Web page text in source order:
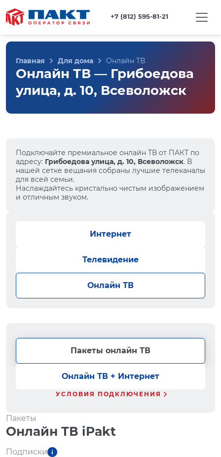
+7 (812) 595-81-21
Главная Для дома Онлайн ТВ
Онлайн ТВ — Грибоедова
улица, д. 10, Всеволожск
Подключайте премиальное онлайн ТВ от ПАКТ по
адресу: Грибоедова улица, д. 10, Всеволожск. В
нашей сетке вещания собраны лучшие телеканалы
для всей семьи.
Наслаждайтесь кристально чистым изображением
и отличным звуком.
Интернет
Телевидение
Онлайн ТВ
Пакеты онлайн ТВ
Онлайн ТВ + Интернет
УСЛОВИЯ ПОДКЛЮЧЕНИЯ
Пакеты
Онлайн ТВ iPakt
Подписки